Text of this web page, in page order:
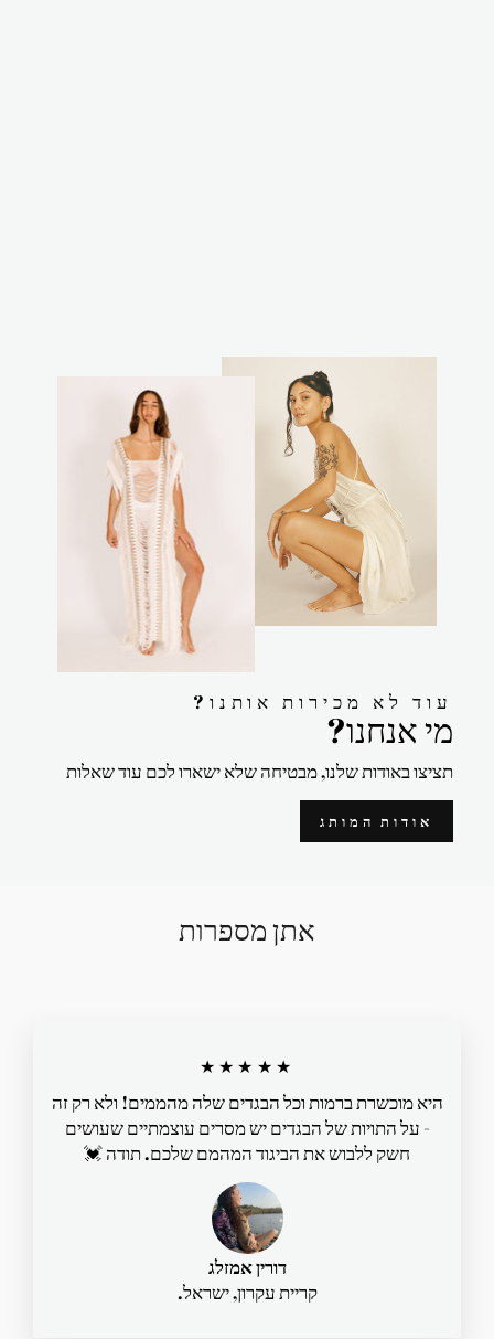
?עוד לא מכירות אותנו
?מי אנחנו
תציצו באודות שלנו, מבטיחה שלא ישארו לכם עוד שאלות
אודות המותג
אתן מספרות
★★★★★
היא מוכשרת ברמות וכל הבגדים שלה מהממים! ולא רק זה
- על התויות של הבגדים יש מסרים עוצמתיים שעושים
חשק ללבוש את הביגוד המהמם שלכם. תודה 💓
דורין אמזלג
קריית עקרון, ישראל.